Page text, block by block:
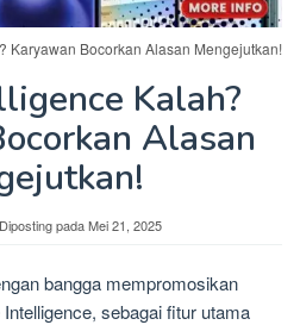
Karyawan Bocorkan Alasan Mengejutkan!
Kalah?
Alasan
Diposting padaMei 21, 2025
bangga mempromosikan
sebagai fitur utama